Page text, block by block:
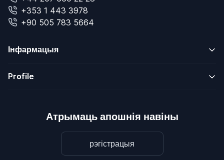
+353 1 443 3978
+90 505 783 5664
Інфармацыя
Profile
Атрымаць апошнія навіны
рэгістрацыя